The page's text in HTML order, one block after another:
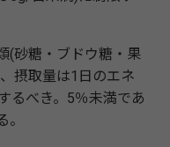
(砂糖・ブドウ糖・果
摂取量は1日のエネ
るべき。5％未満であ